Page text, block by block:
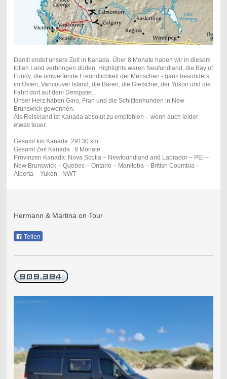
Damit endet unsere Zeit in Kanada. Über 8 Monate haben wir in diesem
tollen Land verbringen dürfen. Highlights waren Neufundland, die Bay of
Fundy, die umwerfende Freundlichkeit der Menschen - ganz besonders
im Osten, Vancouver Island, die Bären, die Gletscher, der Yukon und die
Fahrt dort auf dem Dempster.
Unser Herz haben Gino, Fran und die Schlittenhunden in New
Brunswick gewonnen.
Als Reiseland ist Kanada absolut zu empfehlen – wenn auch leider
etwas teuer.
Gesamt km Kanada: 29130 km
Gesamt Zeit Kanada : 8 Monate
Provinzen Kanada: Nova Scotia – Newfoundland and Labrador – PEI –
New Brunswick – Quebec – Ontario – Manitoba – British Coumbia –
Alberta – Yukon - NWT
Hermann & Martina on Tour
Teilen